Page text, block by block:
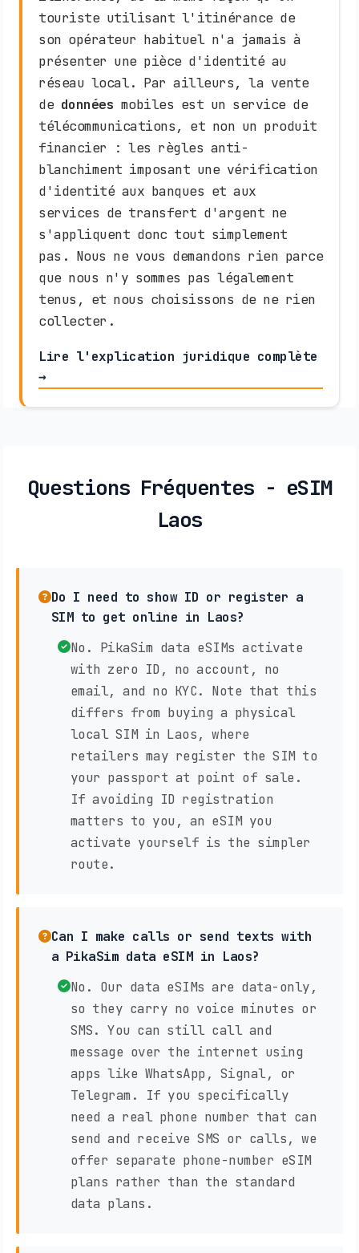
touriste utilisant l'itinérance de
son opérateur habituel n'a jamais à
présenter une pièce d'identité au
réseau local. Par ailleurs, la vente
de données mobiles est un service de
télécommunications, et non un produit
financier : les règles anti-
blanchiment imposant une vérification
d'identité aux banques et aux
services de transfert d'argent ne
s'appliquent donc tout simplement
pas. Nous ne vous demandons rien parce
que nous n'y sommes pas légalement
tenus, et nous choisissons de ne rien
collecter.
Lire l'explication juridique complète
→
Questions Fréquentes - eSIM
Laos
Do I need to show ID or register a
SIM to get online in Laos?
No. PikaSim data eSIMs activate
with zero ID, no account, no
email, and no KYC. Note that this
differs from buying a physical
local SIM in Laos, where
retailers may register the SIM to
your passport at point of sale.
If avoiding ID registration
matters to you, an eSIM you
activate yourself is the simpler
route.
Can I make calls or send texts with
a PikaSim data eSIM in Laos?
No. Our data eSIMs are data-only,
so they carry no voice minutes or
SMS. You can still call and
message over the internet using
apps like WhatsApp, Signal, or
Telegram. If you specifically
need a real phone number that can
send and receive SMS or calls, we
offer separate phone-number eSIM
plans rather than the standard
data plans.